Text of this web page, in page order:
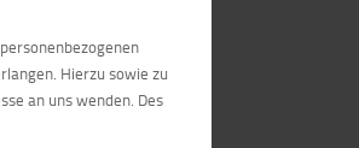
Hierzu sowie zu
an uns wenden. Des